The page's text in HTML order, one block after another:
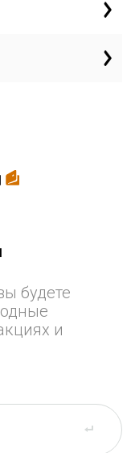
будете
и